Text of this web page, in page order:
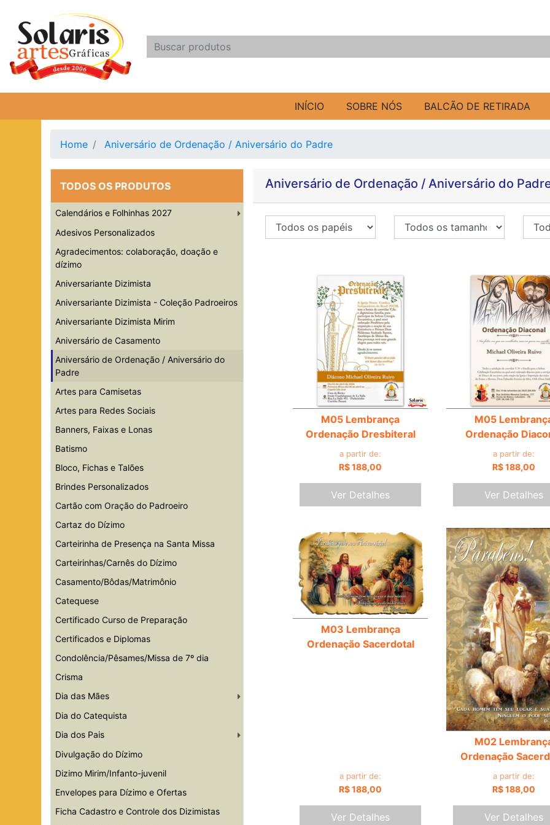
INÍCIO SOBRE NÓS BALCÃO DE RETIRADA
Home Aniversário de Ordenação / Aniversário do Padre
TODOS OS PRODUTOS
Calendários e Folhinhas 2027
Adesivos Personalizados
Agradecimentos: colaboração, doação e
dízimo
Aniversariante Dizimista
Aniversariante Dizimista - Coleção Padroeiros
Aniversariante Dizimista Mirim
Aniversário de Casamento
Aniversário de Ordenação / Aniversário do
Padre
Artes para Camisetas
Artes para Redes Sociais
Banners, Faixas e Lonas
Batismo
Bloco, Fichas e Talões
Brindes Personalizados
Cartão com Oração do Padroeiro
Cartaz do Dízimo
Carteirinha de Presença na Santa Missa
Carteirinhas/Carnês do Dízimo
Casamento/Bôdas/Matrimônio
Catequese
Certificado Curso de Preparação
Certificados e Diplomas
Condolência/Pêsames/Missa de 7º dia
Crisma
Dia das Mães
Dia do Catequista
Dia dos Pais
Divulgação do Dízimo
Dizimo Mirim/Infanto-juvenil
Envelopes para Dízimo e Ofertas
Ficha Cadastro e Controle dos Dizimistas
Aniversário de Ordenação / Aniversário do
M05 Lembrança
Ordenação Dresbiteral
a partir de:
R$ 188,00
Ver Detalhes
M05
Ordenação
a partir de:
R$ 188,00
Ver Detalhes
M03 Lembrança
Ordenação Sacerdotal
a partir de:
R$ 188,00
Ver Detalhes
M02
Ordenação
a partir de:
R$ 188,00
Ver Detalhes